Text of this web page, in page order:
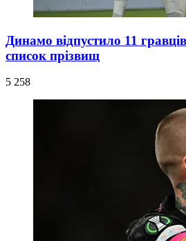
Динамо відпустило 11
список прізвищ
5 258